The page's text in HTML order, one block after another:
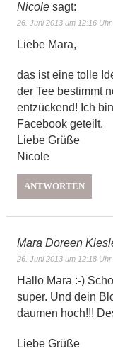
Nicole sagt:
26. Juni 2013 um 12:16 Uhr
Liebe Mara,
das ist eine tolle
der Tee bestimmt
entzückend! Ich
Facebook geteilt.
Liebe Grüße
Nicole
ANTWORTEN
Mara Doreen
26. Juni 2013 um 12:18 Uhr
Hallo Mara :-)
super. Und dein
daumen hoch!!!
Liebe Grüße